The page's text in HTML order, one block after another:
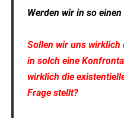
Werden wir in so
Sollen wir uns wirklich
in solch eine
wirklich die
Frage stellt?